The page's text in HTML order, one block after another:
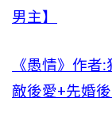
男主】
《愚情》作
敵後愛+先婚後